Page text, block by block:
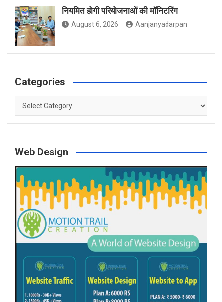
नियमित होगी परियोजनाओं की मॉनिटरिंग
August 6, 2026 Aanjanyadarpan
Categories
Categories
Web Design